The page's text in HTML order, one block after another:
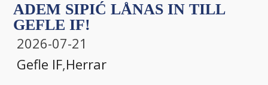
ADEM SIPIĆ LÅNAS IN TILL
GEFLE IF!
2026-07-21
Gefle IF,Herrar